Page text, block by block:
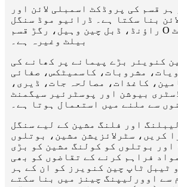
قسم کی پروڈکٹ اسمبلی لائن اور
بنا سکتا ہے۔ ڈرائیو موڈ سنگل
راؤنڈ، ڈبل چین وہیل، رگڑ قسم O بیلٹ اور فلیٹ
بیلٹ وغیرہ ہے۔
کنویئر بڑے پیمانے پر کھانے کی
مشروبات، کاسمیٹکس، صفائی
کاغذات، مصالحہ جات، ڈیری،
بیوشن اور پوسٹرئیر سیگمنٹ
سے ملنے میں استعمال ہوتا ہے۔
اور فلنگ مشین کے لیے سنگل
کریں، سٹرلائزیشن مشین، بوتلوں
اور بوتلوں کو کولنگ مشین کو بڑی
فراہم کرنے کے تقاضوں کو بھی
ٹیبل ٹاپ چین کنویرز کو ان کے ہر
سے اوورلیپنگ چینز میں بنا سکتے